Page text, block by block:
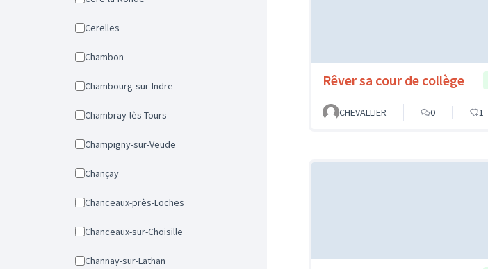
Cerelles
Chambon
Chambourg-sur-Indre
Chambray-lès-Tours
Champigny-sur-Veude
Chançay
Chanceaux-près-Loches
Chanceaux-sur-Choisille
Channay-sur-Lathan
Rêver sa cour de collège
CHEVALLIER 0 1